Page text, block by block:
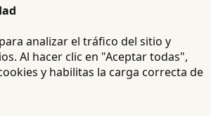
analizar el tráfico del sitio y
Al hacer clic en "Aceptar todas",
y habilitas la carga correcta de